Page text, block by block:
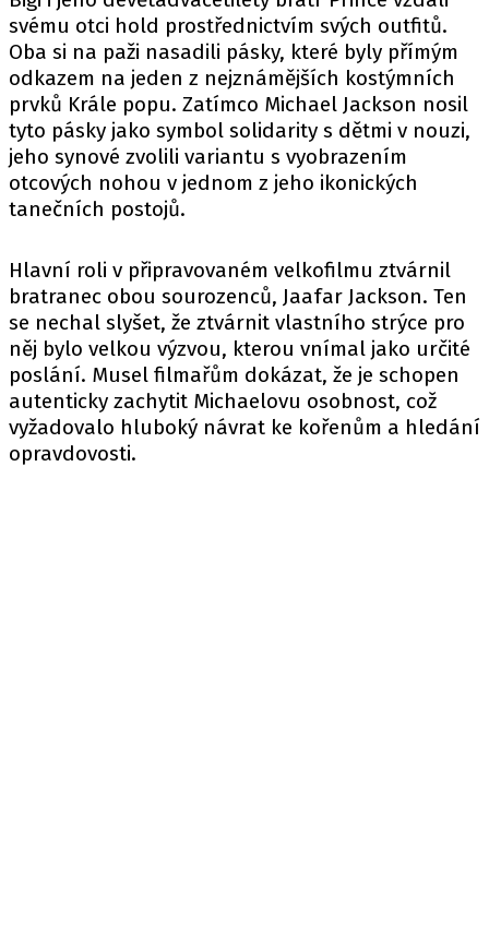
svému otci hold prostřednictvím svých outfitů.
Oba si na paži nasadili pásky, které byly přímým
odkazem na jeden z nejznámějších kostýmních
prvků Krále popu. Zatímco Michael Jackson nosil
tyto pásky jako symbol solidarity s dětmi v nouzi,
jeho synové zvolili variantu s vyobrazením
otcových nohou v jednom z jeho ikonických
tanečních postojů.
Hlavní roli v připravovaném velkofilmu ztvárnil
bratranec obou sourozenců, Jaafar Jackson. Ten
se nechal slyšet, že ztvárnit vlastního strýce pro
něj bylo velkou výzvou, kterou vnímal jako určité
poslání. Musel filmařům dokázat, že je schopen
autenticky zachytit Michaelovu osobnost, což
vyžadovalo hluboký návrat ke kořenům a hledání
opravdovosti.